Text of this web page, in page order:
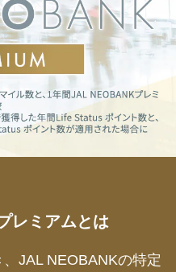
レミアムとは
JAL NEOBANKの特定